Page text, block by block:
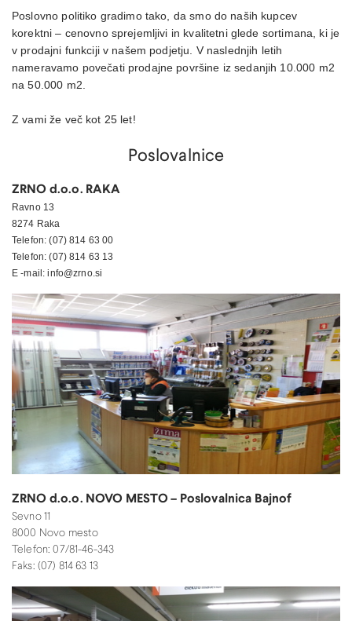
Poslovno politiko gradimo tako, da smo do naših kupcev
korektni – cenovno sprejemljivi in kvalitetni glede sortimana, ki je
v prodajni funkciji v našem podjetju. V naslednjih letih
nameravamo povečati prodajne površine iz sedanjih 10.000 m2
na 50.000 m2.
Z vami že več kot 25 let!
Poslovalnice
ZRNO d.o.o. RAKA
Ravno 13
8274 Raka
Telefon: (07) 814 63 00
Telefon: (07) 814 63 13
E -mail: info@zrno.si
ZRNO d.o.o. NOVO MESTO – Poslovalnica Bajnof
Sevno 11
8000 Novo mesto
Telefon: 07/81-46-343
Faks: (07) 814 63 13